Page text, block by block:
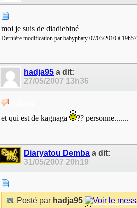
moi je suis de diadiebiné
Dernière modification par babyphaty 07/03/2010 à 19h57
hadja95 a dit:
27/05/2007 13h36
et qui est de kagnaga ?? personne.......
Diaryatou Demba a dit:
31/05/2007 20h19
Posté par hadja95